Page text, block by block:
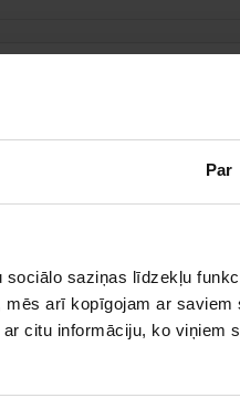
Par
saziņas līdzekļu
arī kopīgojam ar saviem
citu informāciju, ko viņiem